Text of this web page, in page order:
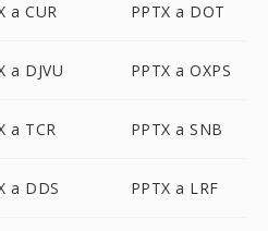
a CUR PPTX a DOT
a DJVU PPTX a OXPS
a TCR PPTX a SNB
a DDS PPTX a LRF